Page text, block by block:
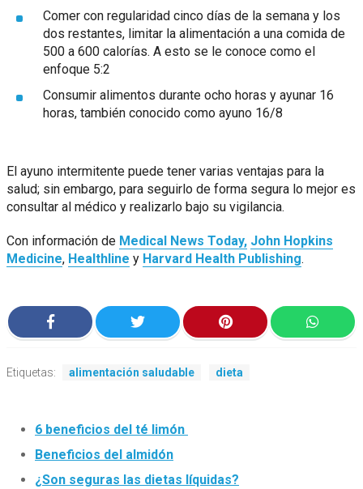
Comer con regularidad cinco días de la semana y los
dos restantes, limitar la alimentación a una comida de
500 a 600 calorías. A esto se le conoce como el
enfoque 5:2
Consumir alimentos durante ocho horas y ayunar 16
horas, también conocido como ayuno 16/8
El ayuno intermitente puede tener varias ventajas para la
salud; sin embargo, para seguirlo de forma segura lo mejor es
consultar al médico y realizarlo bajo su vigilancia.
Con información de Medical News Today, John Hopkins
Medicine, Healthline y Harvard Health Publishing.
Etiquetas: alimentación saludable dieta
6 beneficios del té limón
Beneficios del almidón
¿Son seguras las dietas líquidas?